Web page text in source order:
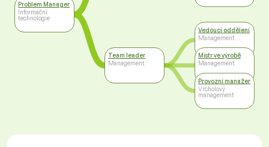
Problem Manager
Informační
technologie
Team leader
Management
Vedoucí oddělení
Management
Mistr ve výrobě
Management
Provozní manažer
Vrcholový
management